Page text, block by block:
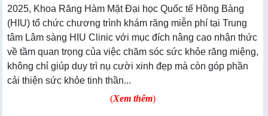
2025, Khoa Răng Hàm Mặt Đại học Quốc tế Hồng Bàng
(HIU) tổ chức chương trình khám răng miễn phí tại Trung
tâm Lâm sàng HIU Clinic với mục đích nâng cao nhận thức
về tầm quan trọng của việc chăm sóc sức khỏe răng miệng,
không chỉ giúp duy trì nụ cười xinh đẹp mà còn góp phần
cải thiện sức khỏe tinh thần...
(Xem thêm)